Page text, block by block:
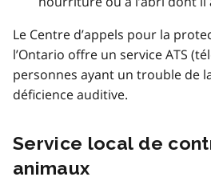
Le Centre d’appels pour la
l’Ontario offre un service ATS
personnes ayant un trouble de
déficience auditive.
Service local de
animaux